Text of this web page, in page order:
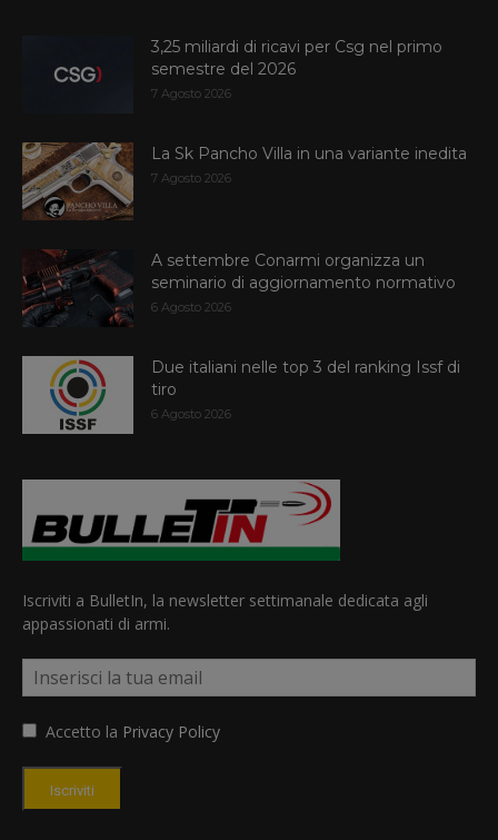
3,25 miliardi di ricavi per Csg nel primo
semestre del 2026
7 Agosto 2026
La Sk Pancho Villa in una variante inedita
7 Agosto 2026
A settembre Conarmi organizza un
seminario di aggiornamento normativo
6 Agosto 2026
Due italiani nelle top 3 del ranking Issf di
tiro
6 Agosto 2026
Iscriviti a BulletIn, la newsletter settimanale dedicata agli
appassionati di armi.
Accetto la Privacy Policy
Iscriviti